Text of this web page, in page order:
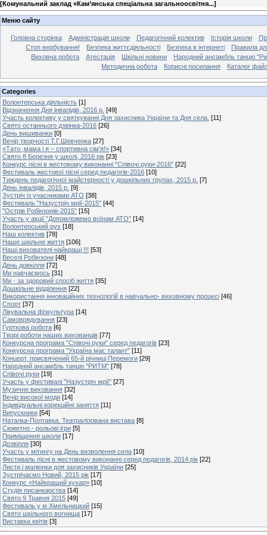
[Комунальний заклад «Кам’янська спеціальна загальноосвітня...]
Меню сайту
Головна сторінка Адміністрація школи Педагогічний колектив Історія школи
Стоп вербування!
Безпека життєдіяльності Безпека в інтернеті
Правила
Виховна робота
Атестація Шкільні новини
Народний ансамбль танцю
Методична робота
Корисні посилання Каталог
Categories
Волонтерська діяльність [1]
Відзначення Дня інвалідів, 2016 р. [49]
Участь колективу у святкуванні Дня захисника України та Дня села. [11]
Свято останнього дзвінка-2016 [26]
День вишиванки [0]
Вечір творчості Т.Г.Шевченка [27]
«Тато ,мама і я – спортивна сім’я!» [34]
Свято 8 Березня у школі, 2016 рік [23]
Конкурс пісні в жестовому виконанні "Співочі руки-2016" [22]
Фестиваль жестової пісні серед педагогів-2016 [10]
Тиждень педагогічної майстерності у дошкільних групах, 2015 р. [7]
День інвалідів, 2015 р. [9]
Зустріч із учасниками АТО [38]
Фестиваль "Назустріч мрії-2015" [44]
"Острів Робінзонів-2015" [15]
Участь у акції "Допомложемо воїнам АТО" [14]
Волонтерський рух [18]
Наш колектив [78]
Наше шкільне життя [106]
Наші вихователі-найкращі !!! [53]
Веселі Робінзони [48]
День довкілля [72]
Ми навчаємось [31]
Ми - за здоровий спосіб життя [35]
Дошкільне відділення [22]
Використання інноваційних технологій в навчально- виховному процесі [46]
Спорт [37]
Лікувальна фізкультура [14]
Самоврядування [23]
Гурткова робота [6]
Творі роботи наших вихованців [77]
Конкурсна програма "Співочі руки" серед педагогів [23]
Конкурсна програма "Україна має талант" [11]
Концерт, присвячений 65-й річниці Перемоги [29]
Народний ансамбль танцю "РИТМ" [78]
Співочі руки [19]
Участь у фестивалі "Назустріч мрії" [27]
Музичне виховання [32]
Вечір високої моди [14]
Індивідуальні корекційні заняття [11]
Випускники [54]
Наталка-Полтавка. Театралізована вистава [8]
Сюжетно - рольові ігри [5]
Приміщення школи [17]
Дозвілля [30]
Участь у мітингу на День визволення села [10]
Фестиваль пісні в жестовому виконанні серед педагогів, 2014 рік [22]
Листи і малюнки для захисників України [25]
Зустрічаємо Новий, 2015 рік [17]
Конкурс «Найкращий кухар» [10]
Студія писанкарства [14]
Свято 9 Травня 2015 [49]
Фестиваль у м.Хмельницкий [15]
Свято шкільного вогнища [17]
Виставка квітів [3]